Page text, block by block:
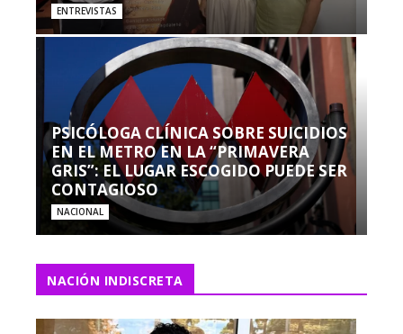
ENTREVISTAS
PSICÓLOGA CLÍNICA SOBRE SUICIDIOS
EN EL METRO EN LA “PRIMAVERA
GRIS”: EL LUGAR ESCOGIDO PUEDE SER
CONTAGIOSO
NACIONAL
NACIÓN INDISCRETA